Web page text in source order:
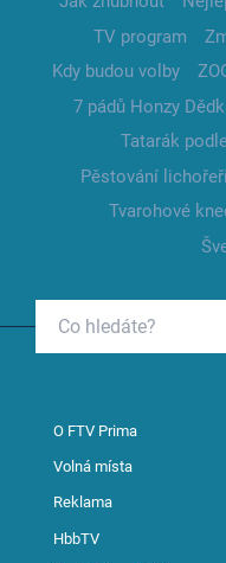
TV program
Kdy budou volby
7 pádů Honzy
Tatarák
Pěstování
Tvarohové
O FTV Prima
Volná místa
Reklama
HbbTV